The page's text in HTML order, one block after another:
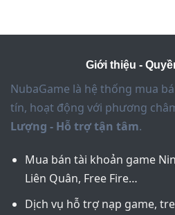
Fanpage shop acc NSO
Với triết lý hoạt động lấy
trọng tâm, NubaGame
Giới thiệu -
NubaGame là hệ thống mua
tín, hoạt động với phương
Lượng - Hỗ trợ tận tâm.
Mua bán tài khoản game
Liên Quân, Free Fire…
Dịch vụ hỗ trợ nạp game,